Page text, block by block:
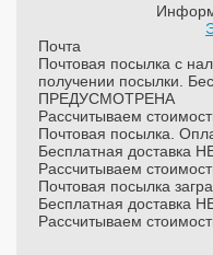
Почта
Почтовая посылка с
получении посылки.
ПРЕДУСМОТРЕНА
Рассчитываем
Почтовая посылка.
Бесплатная
Рассчитываем
Почтовая посылка
Бесплатная
Рассчитываем